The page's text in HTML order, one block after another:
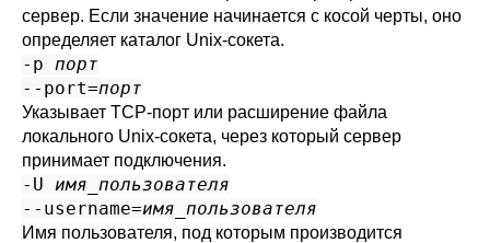
сервер. Если значение начинается с косой черты, оно
определяет каталог Unix-сокета.
-p порт
--port=порт
Указывает TCP-порт или расширение файла
локального Unix-сокета, через который сервер
принимает подключения.
-U имя_пользователя
--username=имя_пользователя
Имя пользователя, под которым производится